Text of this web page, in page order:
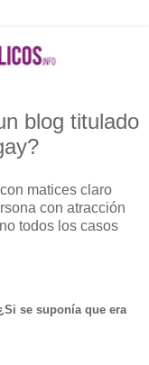
blog titulado
matices claro
con atracción
todos los casos
se suponía que era